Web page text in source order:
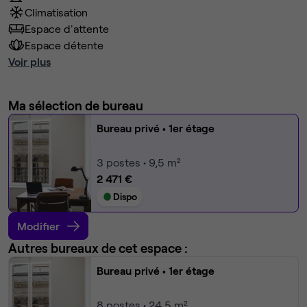
Climatisation
Espace d'attente
Espace détente
Voir plus
Ma sélection de bureau
Bureau privé • 1er étage
3 postes • 9,5 m²
2 471 €
Dispo
Modifier
Autres bureaux de cet espace :
Bureau privé • 1er étage